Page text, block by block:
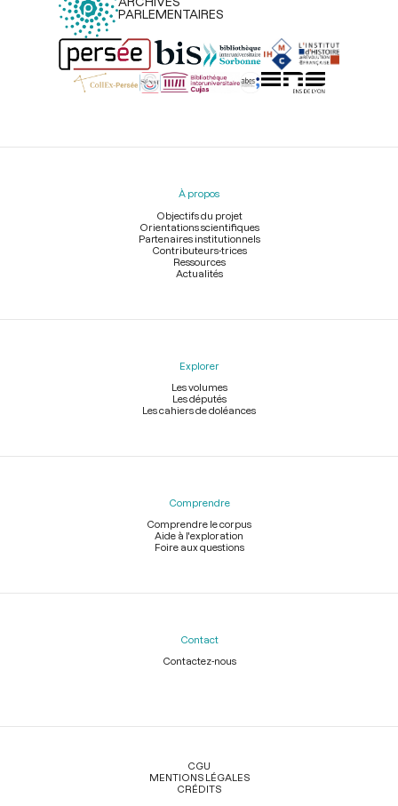
PARLEMENTAIRES
Menu
À propos
Objectifs du projet
Orientations scientifiques
Partenaires institutionnels
Contributeurs-trices
Ressources
Actualités
Explorer
Les volumes
Les députés
Les cahiers de doléances
Comprendre
Comprendre le corpus
Aide à l'exploration
Foire aux questions
Contact
Contactez-nous
Légal
CGU
MENTIONS LÉGALES
CRÉDITS